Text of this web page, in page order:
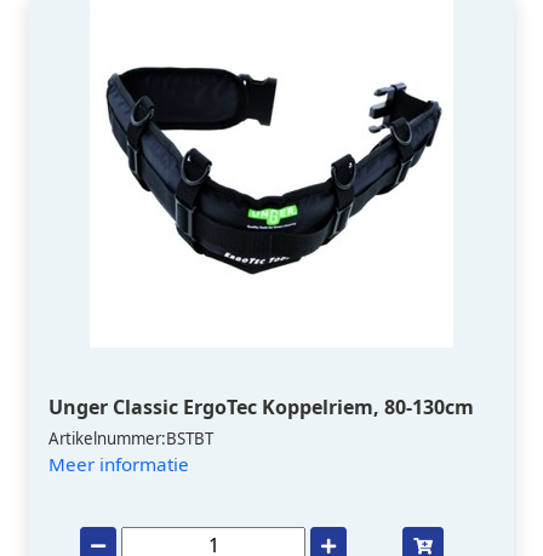
Unger Classic ErgoTec Koppelriem, 80-130cm
Artikelnummer:BSTBT
Meer informatie